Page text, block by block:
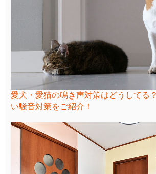
愛犬・愛猫の鳴き声対策はどうしてる
い騒音対策をご紹介！